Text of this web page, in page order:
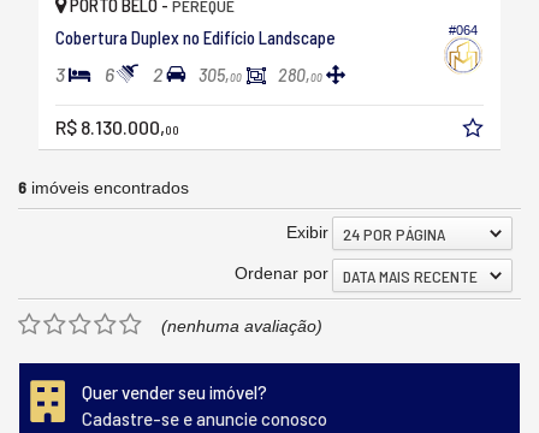
#064
PORTO BELO - PEREQUÊ
Cobertura Duplex no Edifício Landscape
3 6 2 305,00 280,00
R$ 8.130.000,00
6 imóveis encontrados
Exibir 24 POR PÁGINA
Ordenar por DATA MAIS RECENTE
(nenhuma avaliação)
Quer vender seu imóvel?
Cadastre-se e anuncie conosco